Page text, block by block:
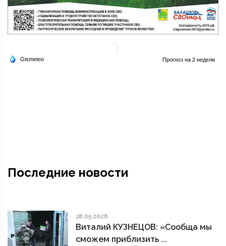
Последние новости
28.05.2026
Виталий КУЗНЕЦОВ: «Сообща мы
сможем приблизить ...